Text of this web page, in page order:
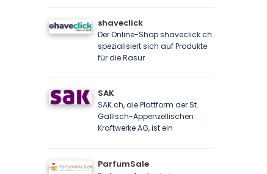
shaveclick
Der Online-Shop shaveclick.ch
spezialisiert sich auf Produkte
für die Rasur
SAK
SAK.ch, die Plattform der St.
Gallisch-Appenzellischen
Kraftwerke AG, ist ein
ParfumSale